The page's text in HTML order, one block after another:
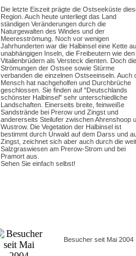
Die letzte Eiszeit prägte die Ostseeküste
Region. Auch heute unterliegt das Land
ständigen Veränderungen durch die
Naturgewalten des Windes und der
Meeresströmung. Noch vor wenigen
Jahrhunderten war die Halbinsel eine Kette
unabhängigen Inseln, die Freibeutern wie den
Vitalienbrüdern als Versteck dienten. Doch die
Strömungen der Ostsee sowie Stürme
verbanden die einzelnen Ostseeinseln. Auch
Mensch hat nachgeholfen und Durchbrüche
geschlossen. Sie finden auf "Deutschlands
schönster Halbinsel" sehr unterschiedliche
Landschaften. Einerseits breite, feinweiße
Sandstrände bei Prerow und Zingst und
andererseits Steilufer zwischen Ahrenshoop
Wustrow. Die Vegetation der Halbinsel ist
bestimmt durch Urwald auf dem Darss und
Zingst, zeichnet sich aber auch durch die
Salzgraswiesen am Prerow-Strom und bei
Pramort aus.
Sehen Sie einfach selbst!
Besucher seit Mai 2004